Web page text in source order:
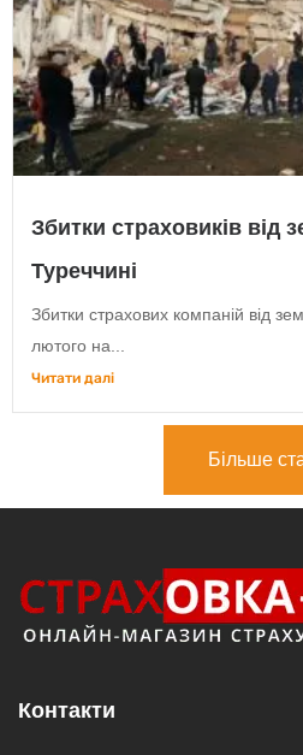
Збитки страховиків від
Туреччині
Збитки страхових компаній від
лютого на...
Читати далі
Більше
Контакти